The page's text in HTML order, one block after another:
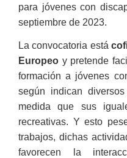
para jóvenes con
septiembre de 2023.
La convocatoria está
Europeo y pretende
formación a jóvenes
según indican
medida que sus
recreativas. Y esto
trabajos, dichas
favorecen la